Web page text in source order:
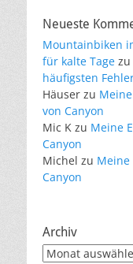
Neueste
Mountainbiken
für kalte Tage zu
häufigsten
Häuser zu
von Canyon
Mic K zu Meine
Canyon
Michel zu Meine
Canyon
Archiv
Archiv